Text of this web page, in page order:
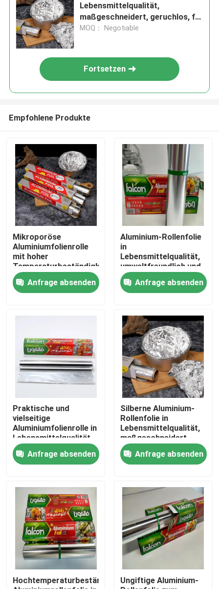
Videos
Über uns
Fabrik Tour
Qualitätskontrolle
Mühlendaluminiumspule
Farbüberzogene Aluminiumspule
Kaltgewalzte Aluminiumspule
Lebensmittelqualität,
maßgeschneidert, geruchlos, für
die Gastronomie
MOQ： Negotiable
Fortsetzen
Empfohlene Produkte
Mikroporöse
Aluminiumfolienrolle
mit hoher
Temperaturbeständigkeit,
600 mm
Anfrage absenden
Aluminium-Rollenfolie
in
Lebensmittelqualität,
umweltfreundlich und
recycelbar für
nachhaltiges Leben
Anfrage absenden
Praktische und
vielseitige
Aluminiumfolienrolle in
Lebensmittelqualität
für die Gastronomie
Anfrage absenden
Silberne Aluminium-
Rollenfolie in
Lebensmittelqualität,
maßgeschneidert,
geruchlos, für die
Gastronomie
Anfrage absenden
Hochtemperaturbeständige
Ungiftige Aluminium-